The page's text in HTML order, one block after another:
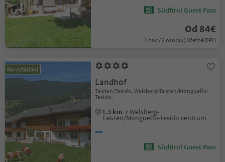
Südtirol Guest Pass
Od 84€
1 noc / 2 osob(y) Včetně DPH
Na vyžádání
Landhof
Taisten/Tesido, Welsberg-Taisten/Monguelfo-
Tesido,
1.3 km z Welsberg-
Taisten/Monguelfo-Tesido centrum
Südtirol Guest Pass